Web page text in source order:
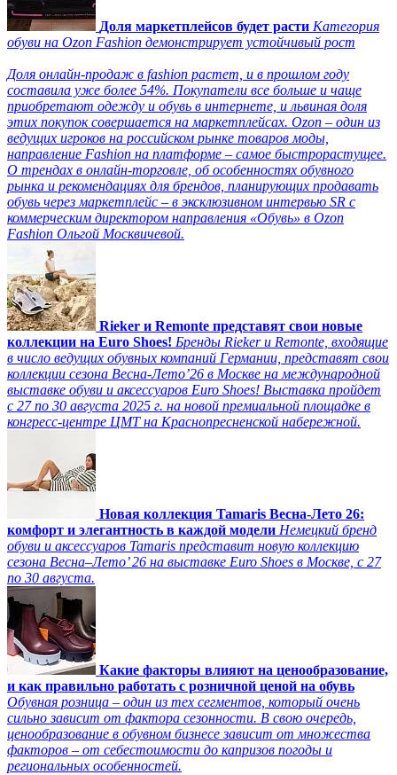
Доля маркетплейсов будет расти Категория
обуви на Ozon Fashion демонстрирует устойчивый рост
Доля онлайн-продаж в fashion растет, и в прошлом году
составила уже более 54%. Покупатели все больше и чаще
приобретают одежду и обувь в интернете, и львиная доля
этих покупок совершается на маркетплейсах. Ozon – один из
ведущих игроков на российском рынке товаров моды,
направление Fashion на платформе – самое быстрорастущее.
О трендах в онлайн-торговле, об особенностях обувного
рынка и рекомендациях для брендов, планирующих продавать
обувь через маркетплейс – в эксклюзивном интервью SR с
коммерческим директором направления «Обувь» в Ozon
Fashion Ольгой Москвичевой.
Rieker и Remonte представят свои новые
коллекции на Euro Shoes! Бренды Rieker и Remonte, входящие
в число ведущих обувных компаний Германии, представят свои
коллекции сезона Весна-Лето’26 в Москве на международной
выставке обуви и аксессуаров Euro Shoes! Выставка пройдет
c 27 по 30 августа 2025 г. на новой премиальной площадке в
конгресс-центре ЦМТ на Краснопресненской набережной.
Новая коллекция Tamaris Весна-Лето 26:
комфорт и элегантность в каждой модели Немецкий бренд
обуви и аксессуаров Tamaris представит новую коллекцию
сезона Весна–Лето’ 26 на выставке Euro Shoes в Москве, с 27
по 30 августа.
Какие факторы влияют на ценообразование,
и как правильно работать с розничной ценой на обувь
Обувная розница – один из тех сегментов, который очень
сильно зависит от фактора сезонности. В свою очередь,
ценообразование в обувном бизнесе зависит от множества
факторов – от себестоимости до капризов погоды и
региональных особенностей.